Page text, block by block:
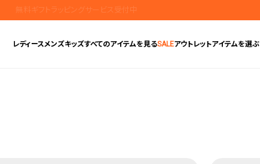
お盆期間の出荷及び問い合わせ業務のお知らせ
レディースメンズキッズすべてのアイテムを見るSALEアウトレットアイテムを選ぶ